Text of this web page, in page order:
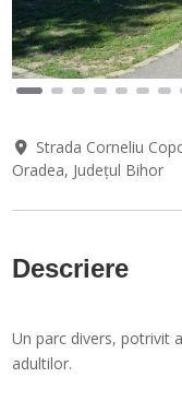
Strada Corneliu
Oradea, Județul Bihor
Descriere
Un parc divers, potrivit
adultilor.